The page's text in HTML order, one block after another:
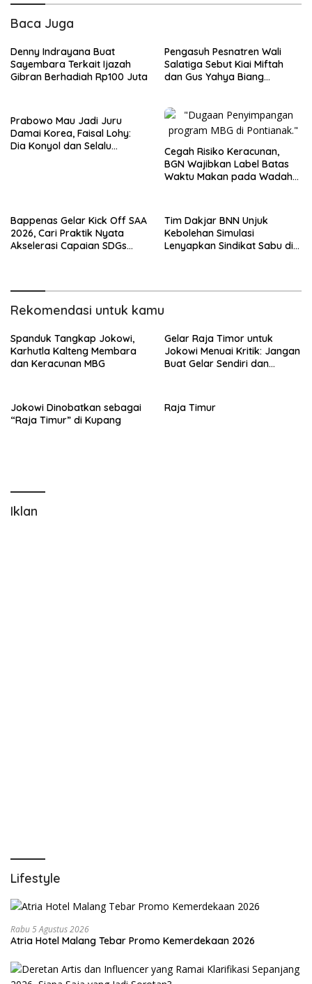
Baca Juga
Denny Indrayana Buat
Sayembara Terkait Ijazah
Gibran Berhadiah Rp100 Juta
Pengasuh Pesnatren Wali
Salatiga Sebut Kiai Miftah
dan Gus Yahya Biang
Prabowo Mau Jadi Juru
Damai Korea, Faisal Lohy:
Dia Konyol dan Selalu
Cegah Risiko Keracunan,
BGN Wajibkan Label Batas
Waktu Makan pada Wadah
Bappenas Gelar Kick Off SAA
2026, Cari Praktik Nyata
Akselerasi Capaian SDGs
Tim Dakjar BNN Unjuk
Kebolehan Simulasi
Lenyapkan Sindikat Sabu di
Rekomendasi untuk kamu
Spanduk Tangkap Jokowi,
Karhutla Kalteng Membara
dan Keracunan MBG
Gelar Raja Timor untuk
Jokowi Menuai Kritik: Jangan
Buat Gelar Sendiri dan
Timor!!
Jokowi Dinobatkan sebagai
“Raja Timur” di Kupang
Raja Timur
Iklan
Lifestyle
Rabu 5 Agustus 2026
Atria Hotel Malang Tebar Promo Kemerdekaan 2026